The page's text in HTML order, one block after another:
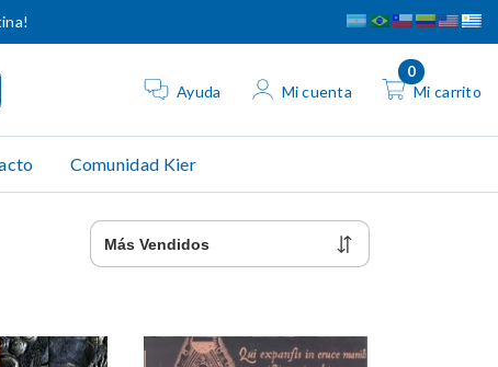
Ayuda Mi cuenta Mi carrito
0
Comunidad Kier